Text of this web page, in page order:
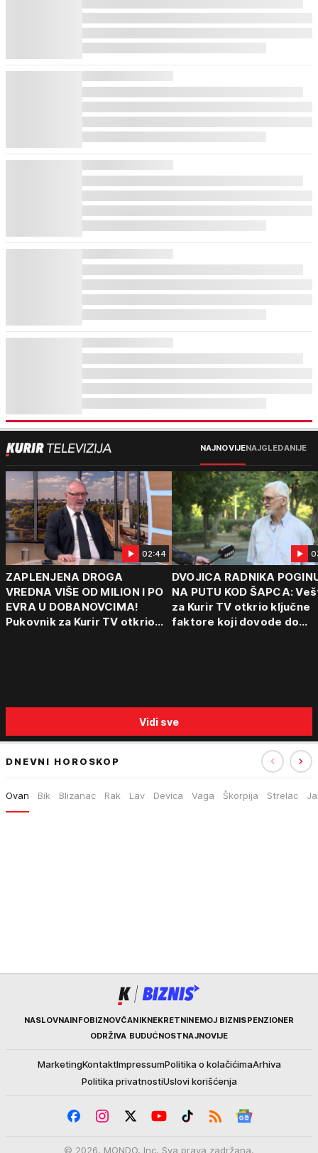
NAJNOVIJENAJGLEDANIJE
02:44
ZAPLENJENA DROGA
VREDNA VIŠE OD MILION I PO
EVRA U DOBANOVCIMA!
Pukovnik za Kurir TV otkrio
DVOJICA RADNIKA
NA PUTU KOD ŠAPCA:
za Kurir TV otkrio ključne
faktore koji dovode do
Vidi sve
DNEVNI HOROSKOP
Ovan Bik Blizanac Rak Lav Devica Vaga Škorpija Strelac
KurirNASLOVNAINFOBIZNOVČANIKNEKRETNINEMOJ BIZNISPENZIONER
ODRŽIVA BUDUĆNOSTNAJNOVIJE
MarketingKontaktImpressumPolitika o kolačićimaArhiva
Politika privatnostiUslovi korišćenja
© 2026. MONDO, Inc. Sva prava zadržana.